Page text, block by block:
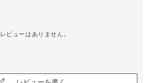
レビューはありません。